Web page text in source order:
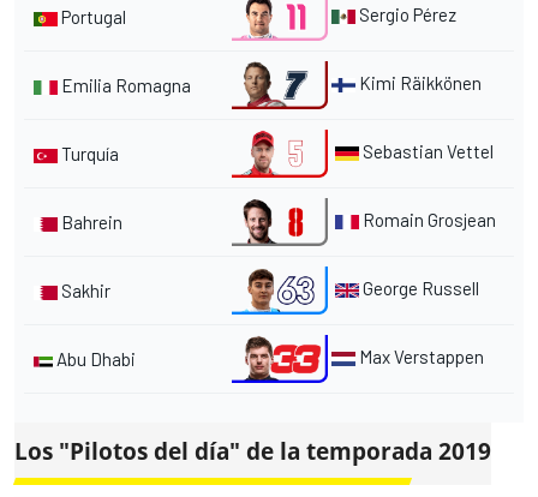
Portugal Sergio Pérez
Emilia Romagna Kimi Räikkönen
Turquía Sebastian Vettel
Bahrein Romain Grosjean
Sakhir George Russell
Abu Dhabi Max Verstappen
Los "Pilotos del día" de la temporada 2019